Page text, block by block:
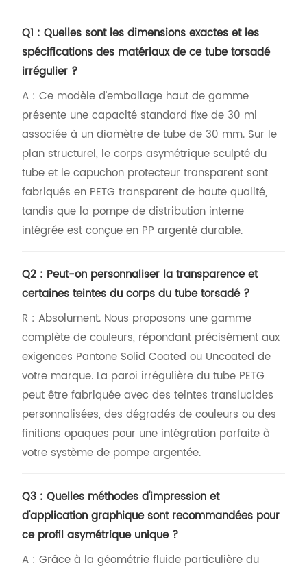
Q1 : Quelles sont les dimensions exactes et les
spécifications des matériaux de ce tube torsadé
irrégulier ?
A : Ce modèle d'emballage haut de gamme
présente une capacité standard fixe de 30 ml
associée à un diamètre de tube de 30 mm. Sur le
plan structurel, le corps asymétrique sculpté du
tube et le capuchon protecteur transparent sont
fabriqués en PETG transparent de haute qualité,
tandis que la pompe de distribution interne
intégrée est conçue en PP argenté durable.
Q2 : Peut-on personnaliser la transparence et
certaines teintes du corps du tube torsadé ?
R : Absolument. Nous proposons une gamme
complète de couleurs, répondant précisément aux
exigences Pantone Solid Coated ou Uncoated de
votre marque. La paroi irrégulière du tube PETG
peut être fabriquée avec des teintes translucides
personnalisées, des dégradés de couleurs ou des
finitions opaques pour une intégration parfaite à
votre système de pompe argentée.
Q3 : Quelles méthodes d'impression et
d'application graphique sont recommandées pour
ce profil asymétrique unique ?
A : Grâce à la géométrie fluide particulière du